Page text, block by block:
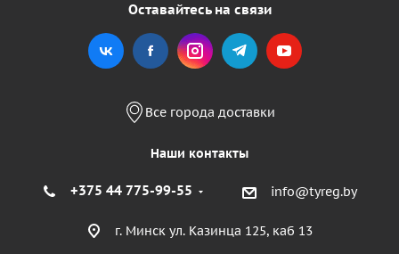
Оставайтесь на связи
Все города доставки
Наши контакты
+375 44 775-99-55 info@tyreg.by
г. Минск ул. Казинца 125, каб 13